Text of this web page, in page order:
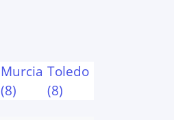
Murcia
(8)
Toledo
(8)